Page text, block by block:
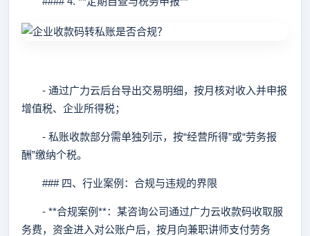
- 通过广力云后台导出交易明细，按月核对收入并申报
增值税、企业所得税；
- 私账收款部分需单独列示，按“经营所得”或“劳务报
酬”缴纳个税。
### 四、行业案例：合规与违规的界限
- **合规案例**：某咨询公司通过广力云收款码收取服
务费，资金进入对公账户后，按月向兼职讲师支付劳务